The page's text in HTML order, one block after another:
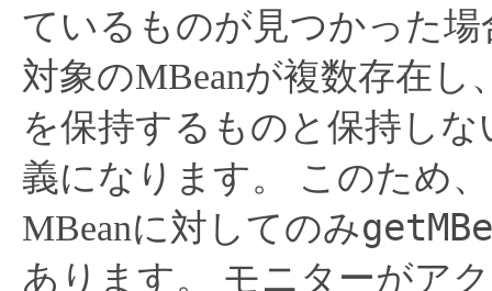
ているものが見つかった
対象のMBeanが複数存在し
を保持するものと保持し
義になります。
このため
MBeanに対してのみ
あります。 モニターがア